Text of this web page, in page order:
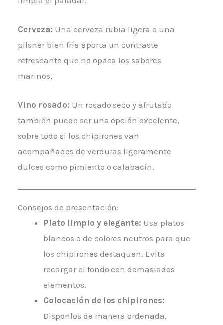
Cerveza: Una cerveza rubia ligera o una
pilsner bien fría aporta un contraste
refrescante que no opaca los sabores
marinos.
Vino rosado: Un rosado seco y afrutado
también puede ser una opción excelente,
sobre todo si los chipirones van
acompañados de verduras ligeramente
dulces como pimiento o calabacín.
Consejos de presentación:
Plato limpio y elegante: Usa platos
blancos o de colores neutros para que
los chipirones destaquen. Evita
recargar el fondo con demasiados
elementos.
Colocación de los chipirones:
Disponlos de manera ordenada,